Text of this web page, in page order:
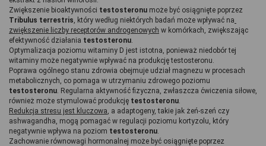
Zwiększenie bioaktywności testosteronu może być osiągnięte poprzez
Tribulus terrestris , który według niektórych badań może wpływać na
zwiększenie liczby receptorów androgenowych w komórkach, zwiększając
efektywność działania testosteronu
Optymalizacja poziomu witaminy D jest istotna, ponieważ niedobór tej
witaminy może negatywnie wpływać na produkcję testosteronu.
Poprawa ogólnego stanu zdrowia obejmuje udział magnezu w procesach
testosteronu . Regularna aktywność fizyczna, zwłaszcza ćwiczenia siłowe,
również może stymulować produkcję testosteronu
Redukcja stresu jest kluczowa , a adaptogeny, takie jak żeń-szeń czy
ashwagandha, mogą pomagać w regulacji poziomu kortyzolu, który
negatywnie wpływa na poziom testosteronu